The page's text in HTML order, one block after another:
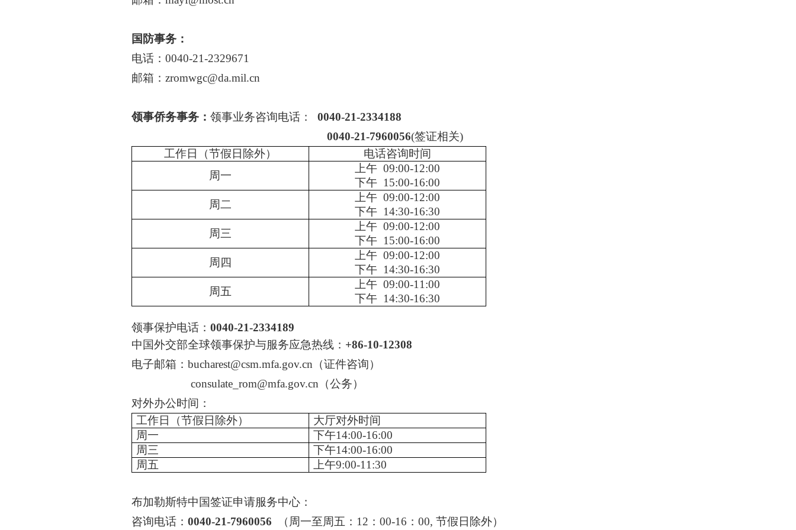
国防事务：
电话： 0040-21-2329671
邮箱： zromwgc@da.mil.cn
领事侨务事务： 领事业务咨询电话： 0040-21-2334188
0040-21-7960056(签证相关)
工作日（节假日除外）
电话咨询时间
周一
上午 09:00-12:00
下午 15:00-16:00
周二
上午 09:00-12:00
下午 14:30-16:30
周三
上午 09:00-12:00
下午 15:00-16:00
周四
上午 09:00-12:00
下午 14:30-16:30
周五
上午 09:00-11:00
下午 14:30-16:30
领事保护电话： 0040-21-2334189
中国外交部全球领事保护与服务应急热线： +86-10-12308
电子邮箱： bucharest@csm.mfa.gov.cn （证件咨询）
consulate_rom@mfa.gov.cn （公务）
对外办公时间：
工作日（节假日除外）
大厅对外时间
周一
下午14:00-16:00
周三
下午14:00-16:00
周五
上午9:00-11:30
布加勒斯特中国签证申请服务中心：
咨询电话： 0040-21-7960056 （周一至周五： 12：00-16：00, 节假日除外）